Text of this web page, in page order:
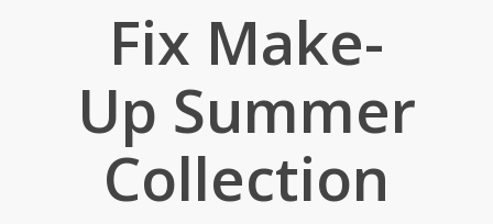
Fix Make-
Up Summer
Collection